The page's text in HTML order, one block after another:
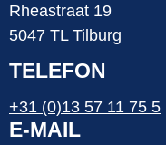
Rheastraat 19
5047 TL Tilburg
TELEFON
+31 (0)13 57 11 75 5
E-MAIL